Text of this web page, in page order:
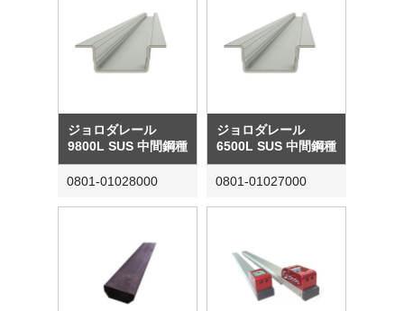
ジョロダレール
9800L SUS 中間鋼種
0801-01028000
ジョロダレール
6500L SUS 中間鋼種
0801-01027000